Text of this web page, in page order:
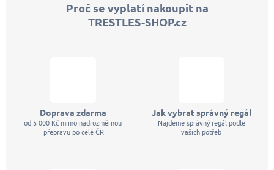
Proč se vyplatí nakoupit na
TRESTLES-SHOP.cz
Doprava zdarma
od 5 000 Kč mimo nadrozměrnou
přepravu po celé ČR
Jak vybrat správný regál
Najdeme správný regál podle
vašich potřeb